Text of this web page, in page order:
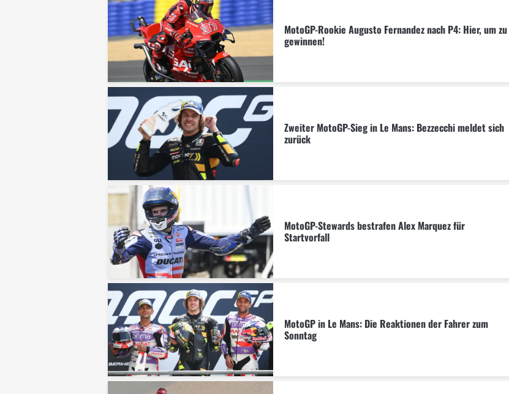
MotoGP-Rookie Augusto Fernandez nach P4: Hier, um zu
gewinnen!
Zweiter MotoGP-Sieg in Le Mans: Bezzecchi meldet sich
zurück
MotoGP-Stewards bestrafen Alex Marquez für
Startvorfall
MotoGP in Le Mans: Die Reaktionen der Fahrer zum
Sonntag